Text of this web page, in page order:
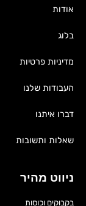
ניווט מהיר
בקבוקים וכוסות
אודות
בלוג
מדיניות פרטיות
העבודות שלנו
דברו איתנו
שאלות ותשובות